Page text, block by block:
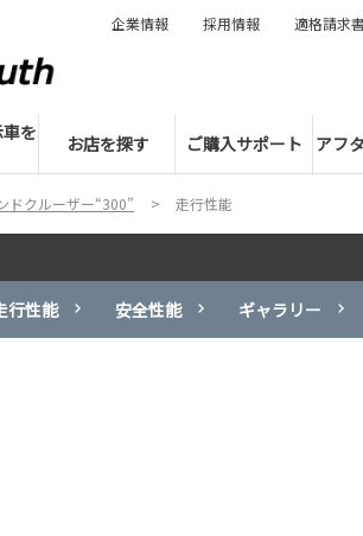
を
お店を探す ご購入サポート アフ
企業情報 採用情報 適格請求
ドクルーザー“300” 走行性能
行性能 安全性能 ギャラリー